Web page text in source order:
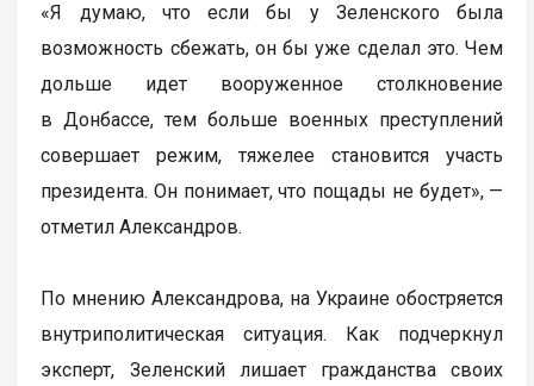
«Я думаю, что если бы у Зеленского была
возможность сбежать, он бы уже сделал это. Чем
дольше идет вооруженное столкновение
в Донбассе, тем больше военных преступлений
совершает режим, тяжелее становится участь
президента. Он понимает, что пощады не будет», —
отметил Александров.
По мнению Александрова, на Украине обостряется
внутриполитическая ситуация. Как подчеркнул
эксперт, Зеленский лишает гражданства своих